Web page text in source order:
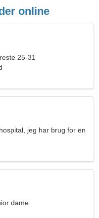
online
25-31
jeg har brug for en
dame